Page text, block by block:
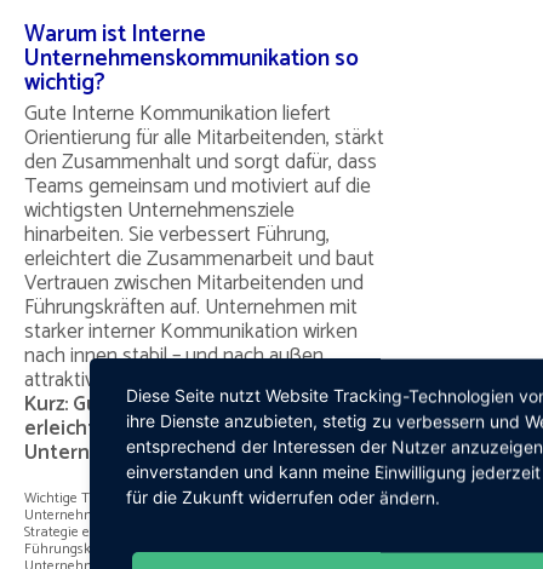
Warum ist Interne
Unternehmenskommunikation so
wichtig?
Gute Interne Kommunikation liefert
Orientierung für alle Mitarbeitenden, stärkt
den Zusammenhalt und sorgt dafür, dass
Teams gemeinsam und motiviert auf die
wichtigsten Unternehmensziele
hinarbeiten. Sie verbessert Führung,
erleichtert die Zusammenarbeit und baut
Vertrauen zwischen Mitarbeitenden und
Führungskräften auf. Unternehmen mit
starker interner Kommunikation wirken
nach innen stabil – und nach außen
attraktiv:
Kurz: Gute interne Kommunikation
erleichtert die Arbeit und den
Unternehmenserfolg!
Wichtige Themen im Text: Interne
Unternehmenskommunikation / Fortbildung Online /
Strategie entwickeln / Zukunftsplanung / Schulung für
Führungskräfte / Was ist Interne
Diese Seite nutzt Website Tracking-Technologien
ihre Dienste anzubieten, stetig zu verbessern und
entsprechend der Interessen der Nutzer
einverstanden und kann meine Einwilligung
für die Zukunft widerrufen oder ändern.